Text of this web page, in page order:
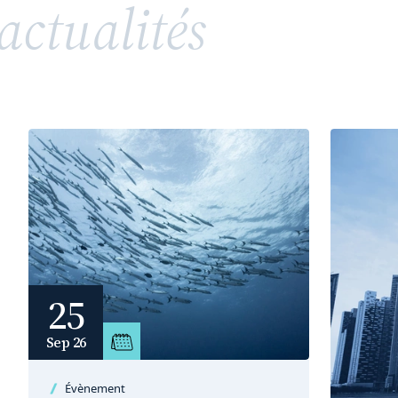
répandue, soulève toutefois des enjeux juridiques
complexes en matière de propriété intellectuelle
même famille, l’utilisation d’un patronyme comme
marque nécessite une vigilance particulière.
25
Sep 26
Évènement